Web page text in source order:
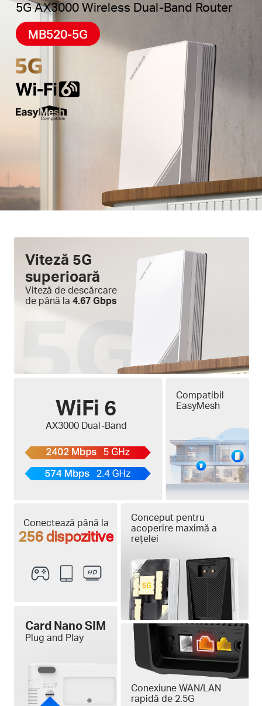
trecerea între semnale.
Telefonie de calitate –
telefonic pentru utilizare pe linia fixă, permițând
apeluri simultane și acces la internet prin VoLTE.
Easy App Control –
Aplicația MERCUSYS te ajută
să configurezi în câteva minute. Administrează-ți
rețeaua WiFi acasă sau în deplasare prin
intermediul dispozitivelor iOS sau Android.
5G AX3000 Wireless Dual-Band Router
MB520-5G
Viteză 5G
superioară
Viteză de descărcare
de până la 4.67 Gbps
Conectează până la
256 dispozitive
Conceput pentru
acoperire maximă a
rețelei
WiFi 6
AX3000 Dual-Band
Compatibil
EasyMesh
Card Nano SIM
Plug and Play
Conexiune WAN/LAN
rapidă de 2.5G